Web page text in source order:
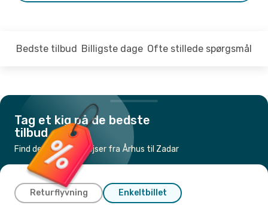
Bedste tilbud Billigste dage Ofte stillede spørgsmål
Tag et kig på de bedste
tilbud
Find de billigste flyrejser fra Århus til Zadar
Returflyvning Enkeltbillet